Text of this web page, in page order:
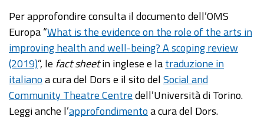
Per approfondire consulta il documento dell’OMS
Europa “What is the evidence on the role of the arts in
improving health and well-being? A scoping review
(2019)”, le fact sheetin inglese e latraduzione in
italianoa cura del Dors e il sito delSocial and
Community Theatre Centredell’Università di Torino.
Leggi anche l’approfondimentoa cura del Dors.